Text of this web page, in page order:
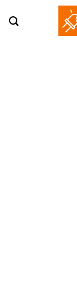
Inhalt